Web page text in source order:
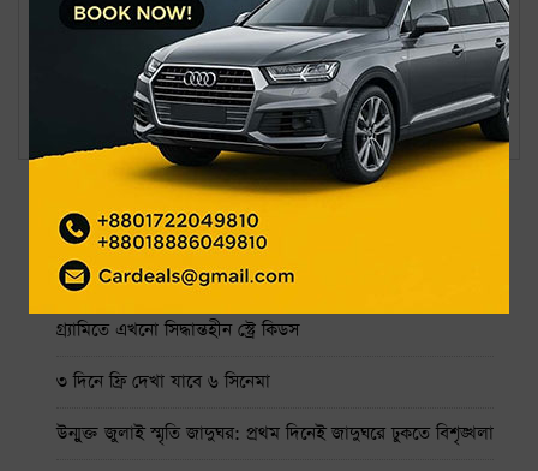
তিস্তা বা সীমান্ত হত্যা ভারতের সঙ্গে সম্পর্ককে আটকে দিতে পারবে
কুড়িগ্রামে ১৩ ডিগ্রি সেলসিয়াস তাপমাত্রা রেকর্ড
সর্বশেষ
নাফ নদ থেকে ৩ জেলেকে ধরে নিয়ে গেছে আরাকান আর্মি
গ্র্যামিতে এখনো সিদ্ধান্তহীন স্ট্রে কিডস
৩ দিনে ফ্রি দেখা যাবে ৬ সিনেমা
উন্মুক্ত জুলাই স্মৃতি জাদুঘর: প্রথম দিনেই জাদুঘরে ঢুকতে বিশৃঙ্খলা